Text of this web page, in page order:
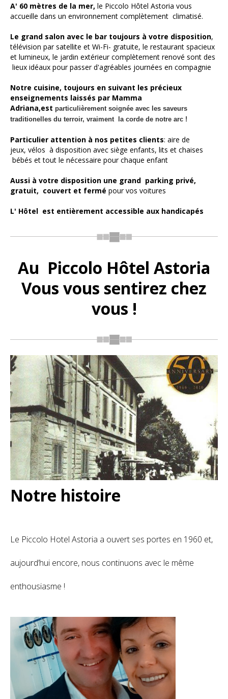
A' 60 mètres de la mer, le Piccolo Hôtel Astoria vous
accueille dans un environnement complètement climatisé.
Le grand salon avec le bar toujours à votre disposition,
télévision par satellite et Wi-Fi- gratuite, le restaurant spacieux
et lumineux, le jardin extérieur complètement renové sont des
lieux idéaux pour passer d'agréables journées en compagnie
Notre cuisine, toujours en suivant les précieux
enseignements laissés par Mamma
Adriana,est particulièrement soignée avec les saveurs
traditionelles du terroir, vraiment la corde de notre arc !
Particulier attention à nos petites clients: aire de
jeux, vélos à disposition avec siège enfants, lits et chaises
bébés et tout le nécessaire pour chaque enfant
Aussi à votre disposition une grand parking privé,
gratuit, couvert et fermé pour vos voitures
L' Hôtel est entièrement accessible aux handicapés
Au Piccolo Hôtel Astoria
Vous vous sentirez chez
vous !
Notre histoire
Le Piccolo Hotel Astoria a ouvert ses portes en 1960 et,
aujourd’hui encore, nous continuons avec le même
enthousiasme !